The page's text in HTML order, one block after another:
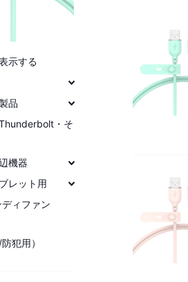
示する
品
・そ
機器
レット用
ィファン
犯用）